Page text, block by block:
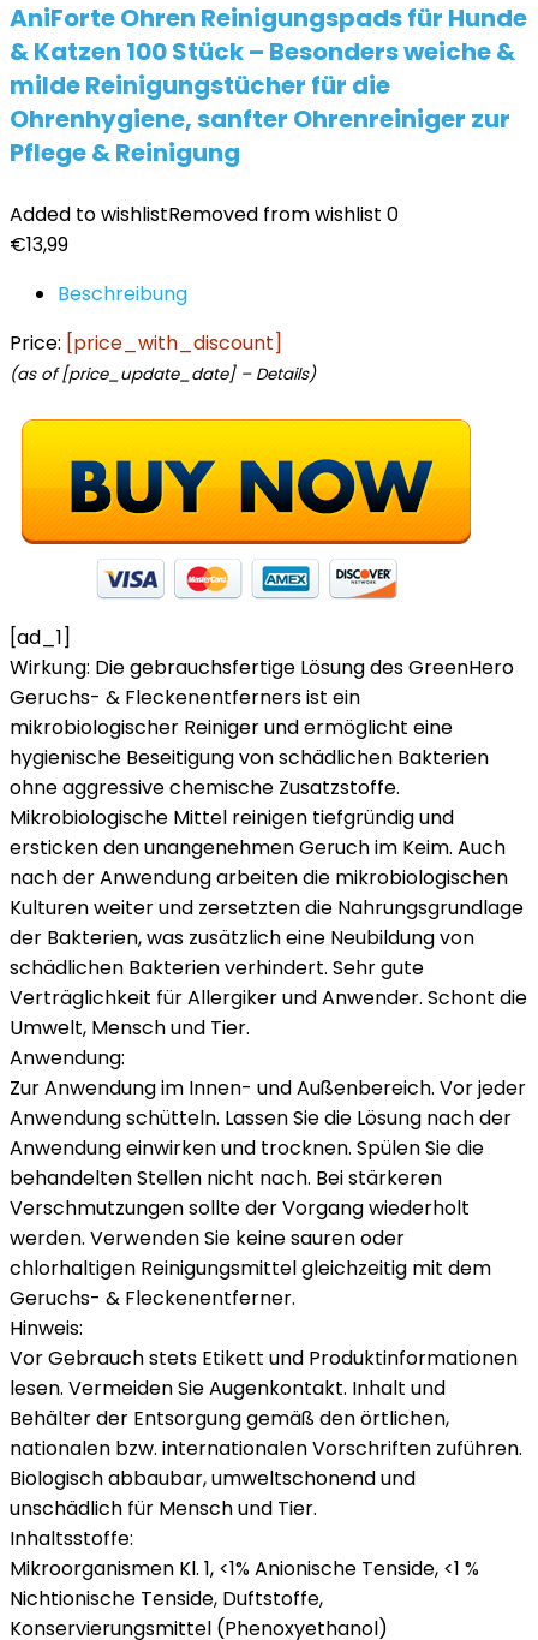
AniForte Ohren Reinigungspads für Hunde
& Katzen 100 Stück – Besonders weiche &
milde Reinigungstücher für die
Ohrenhygiene, sanfter Ohrenreiniger zur
Pflege & Reinigung
Added to wishlistRemoved from wishlist 0
€13,99
Beschreibung
Price: [price_with_discount]
(as of [price_update_date] – Details)
[ad_1]
Wirkung: Die gebrauchsfertige Lösung des GreenHero
Geruchs- & Fleckenentferners ist ein
mikrobiologischer Reiniger und ermöglicht eine
hygienische Beseitigung von schädlichen Bakterien
ohne aggressive chemische Zusatzstoffe.
Mikrobiologische Mittel reinigen tiefgründig und
ersticken den unangenehmen Geruch im Keim. Auch
nach der Anwendung arbeiten die mikrobiologischen
Kulturen weiter und zersetzten die Nahrungsgrundlage
der Bakterien, was zusätzlich eine Neubildung von
schädlichen Bakterien verhindert. Sehr gute
Verträglichkeit für Allergiker und Anwender. Schont die
Umwelt, Mensch und Tier.
Anwendung:
Zur Anwendung im Innen- und Außenbereich. Vor jeder
Anwendung schütteln. Lassen Sie die Lösung nach der
Anwendung einwirken und trocknen. Spülen Sie die
behandelten Stellen nicht nach. Bei stärkeren
Verschmutzungen sollte der Vorgang wiederholt
werden. Verwenden Sie keine sauren oder
chlorhaltigen Reinigungsmittel gleichzeitig mit dem
Geruchs- & Fleckenentferner.
Hinweis:
Vor Gebrauch stets Etikett und Produktinformationen
lesen. Vermeiden Sie Augenkontakt. Inhalt und
Behälter der Entsorgung gemäß den örtlichen,
nationalen bzw. internationalen Vorschriften zuführen.
Biologisch abbaubar, umweltschonend und
unschädlich für Mensch und Tier.
Inhaltsstoffe:
Mikroorganismen Kl. 1, <1% Anionische Tenside, <1 %
Nichtionische Tenside, Duftstoffe,
Konservierungsmittel (Phenoxyethanol)